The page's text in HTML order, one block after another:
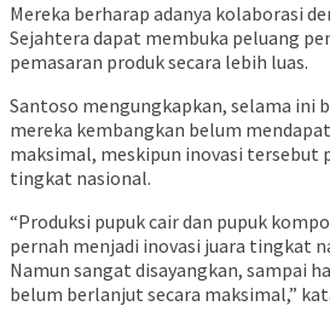
Mereka berharap adanya kolaborasi
Sejahtera dapat membuka peluang
pemasaran produk secara lebih luas.
Santoso mengungkapkan, selama ini
mereka kembangkan belum
maksimal, meskipun inovasi tersebut
tingkat nasional.
“Produksi pupuk cair dan pupuk
pernah menjadi inovasi juara tingkat
Namun sangat disayangkan, sampai
belum berlanjut secara maksimal,”